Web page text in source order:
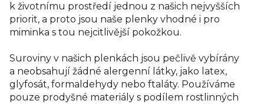
k životnímu prostředí jednou z našich nejvyšších
priorit, a proto jsou naše plenky vhodné i pro
miminka s tou nejcitlivější pokožkou.
Suroviny v našich plenkách jsou pečlivě vybírány
a neobsahují žádné alergenní látky, jako latex,
glyfosát, formaldehydy nebo ftaláty. Používáme
pouze prodyšné materiály s podílem rostlinných